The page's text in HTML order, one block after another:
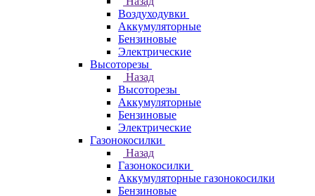
Воздуходувки
Аккумуляторные
Бензиновые
Электрические
Высоторезы
Назад
Высоторезы
Аккумуляторные
Бензиновые
Электрические
Газонокосилки
Назад
Газонокосилки
Аккумуляторные газонокосилки
Бензиновые